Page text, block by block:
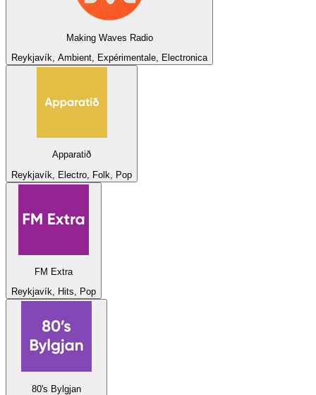
Making Waves Radio
Reykjavík, Ambient, Expérimentale, Electronica
Apparatið
Reykjavík, Electro, Folk, Pop
FM Extra
Reykjavík, Hits, Pop
80's Bylgjan